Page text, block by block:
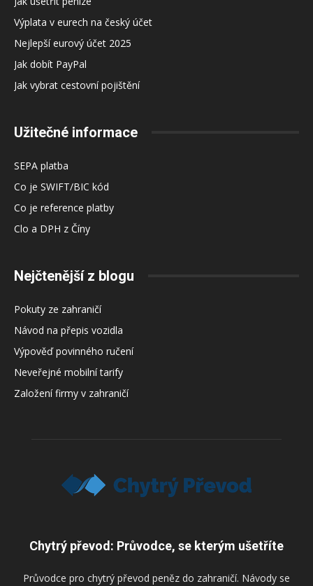
Výplata v eurech na český účet
Nejlepší eurový účet 2025
Jak dobít PayPal
Jak vybrat cestovní pojištění
Užitečné informace
SEPA platba
Co je SWIFT/BIC kód
Co je reference platby
Clo a DPH z Číny
Nejčtenější z blogu
Pokuty ze zahraničí
Návod na přepis vozidla
Výpověď povinného ručení
Neveřejné mobilní tarify
Založení firmy v zahraničí
Chytrý převod: Průvodce, se kterým ušetříte
Průvodce pro chytrý převod peněz do zahraničí. Návody se